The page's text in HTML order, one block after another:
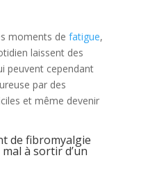
moments de fatigue,
laissent des
peuvent cependant
par des
et même devenir
de fibromyalgie
à sortir d’un